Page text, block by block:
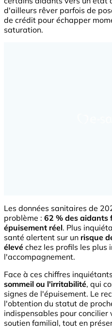
d'ailleurs rêver parfois de
de crédit pour échapper
saturation.
Les données sanitaires de
problème : 62 % des aidants
épuisement réel. Plus
santé alertent sur un risque
élevé chez les profils les plus
l'accompagnement.
Face à ces chiffres
sommeil ou l'irritabilité, qui
signes de l'épuisement. Le
l'obtention du statut de
indispensables pour concilier
soutien familial, tout en